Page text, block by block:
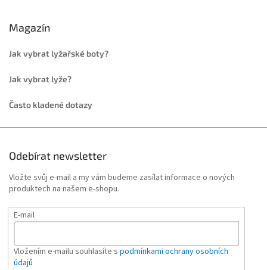
Magazín
Jak vybrat lyžařské boty?
Jak vybrat lyže?
Často kladené dotazy
Odebírat newsletter
Vložte svůj e-mail a my vám budeme zasílat informace o nových
produktech na našem e-shopu.
E-mail
Vložením e-mailu souhlasíte s podmínkami ochrany osobních
údajů